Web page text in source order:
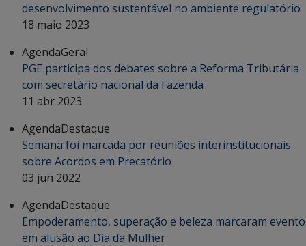
desenvolvimento sustentável no ambiente regulatório
18 maio 2023
AgendaGeral
PGE participa dos debates sobre a Reforma Tributária
com secretário nacional da Fazenda
11 abr 2023
AgendaDestaque
Semana foi marcada por reuniões interinstitucionais
sobre Acordos em Precatório
03 jun 2022
AgendaDestaque
Empoderamento, superação e beleza marcaram evento
em alusão ao Dia da Mulher